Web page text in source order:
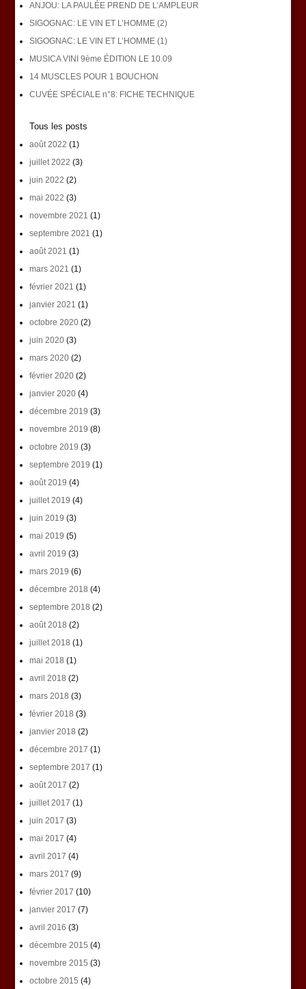
ANJOU: LA PAULÉE PREND DE L’AMPLEUR
SIGOGNAC: LE VIN ET L’HOMME (2)
SIGOGNAC: LE VIN ET L’HOMME (1)
MUSICA VINI 9ème ÉDITION LE 10.09
14 MUSCLES POUR 1 BOUCHON
CUVÉE SPÉCIALE n°8: FICHE TECHNIQUE
Tous les posts
août 2022 (1)
juillet 2022 (3)
juin 2022 (2)
mai 2022 (3)
novembre 2021 (1)
septembre 2021 (1)
août 2021 (1)
mars 2021 (1)
février 2021 (1)
janvier 2021 (1)
octobre 2020(2)
juin 2020(3)
mars 2020(2)
février 2020(2)
janvier 2020(4)
décembre 2019 (3)
novembre 2019 (8)
octobre 2019 (3)
septembre 2019 (1)
août 2019 (4)
juillet 2019 (4)
juin 2019 (3)
mai 2019 (5)
avril 2019 (3)
mars 2019 (6)
décembre 2018 (4)
septembre 2018 (2)
août 2018 (2)
juillet 2018 (1)
mai 2018 (1)
avril 2018 (2)
mars 2018 (3)
février 2018 (3)
janvier 2018 (2)
décembre 2017 (1)
septembre 2017 (1)
août 2017 (2)
juillet 2017 (1)
juin 2017 (3)
mai 2017 (4)
avril 2017 (4)
mars 2017 (9)
février 2017 (10)
janvier 2017 (7)
avril 2016 (3)
décembre 2015 (4)
novembre 2015 (3)
octobre 2015 (4)